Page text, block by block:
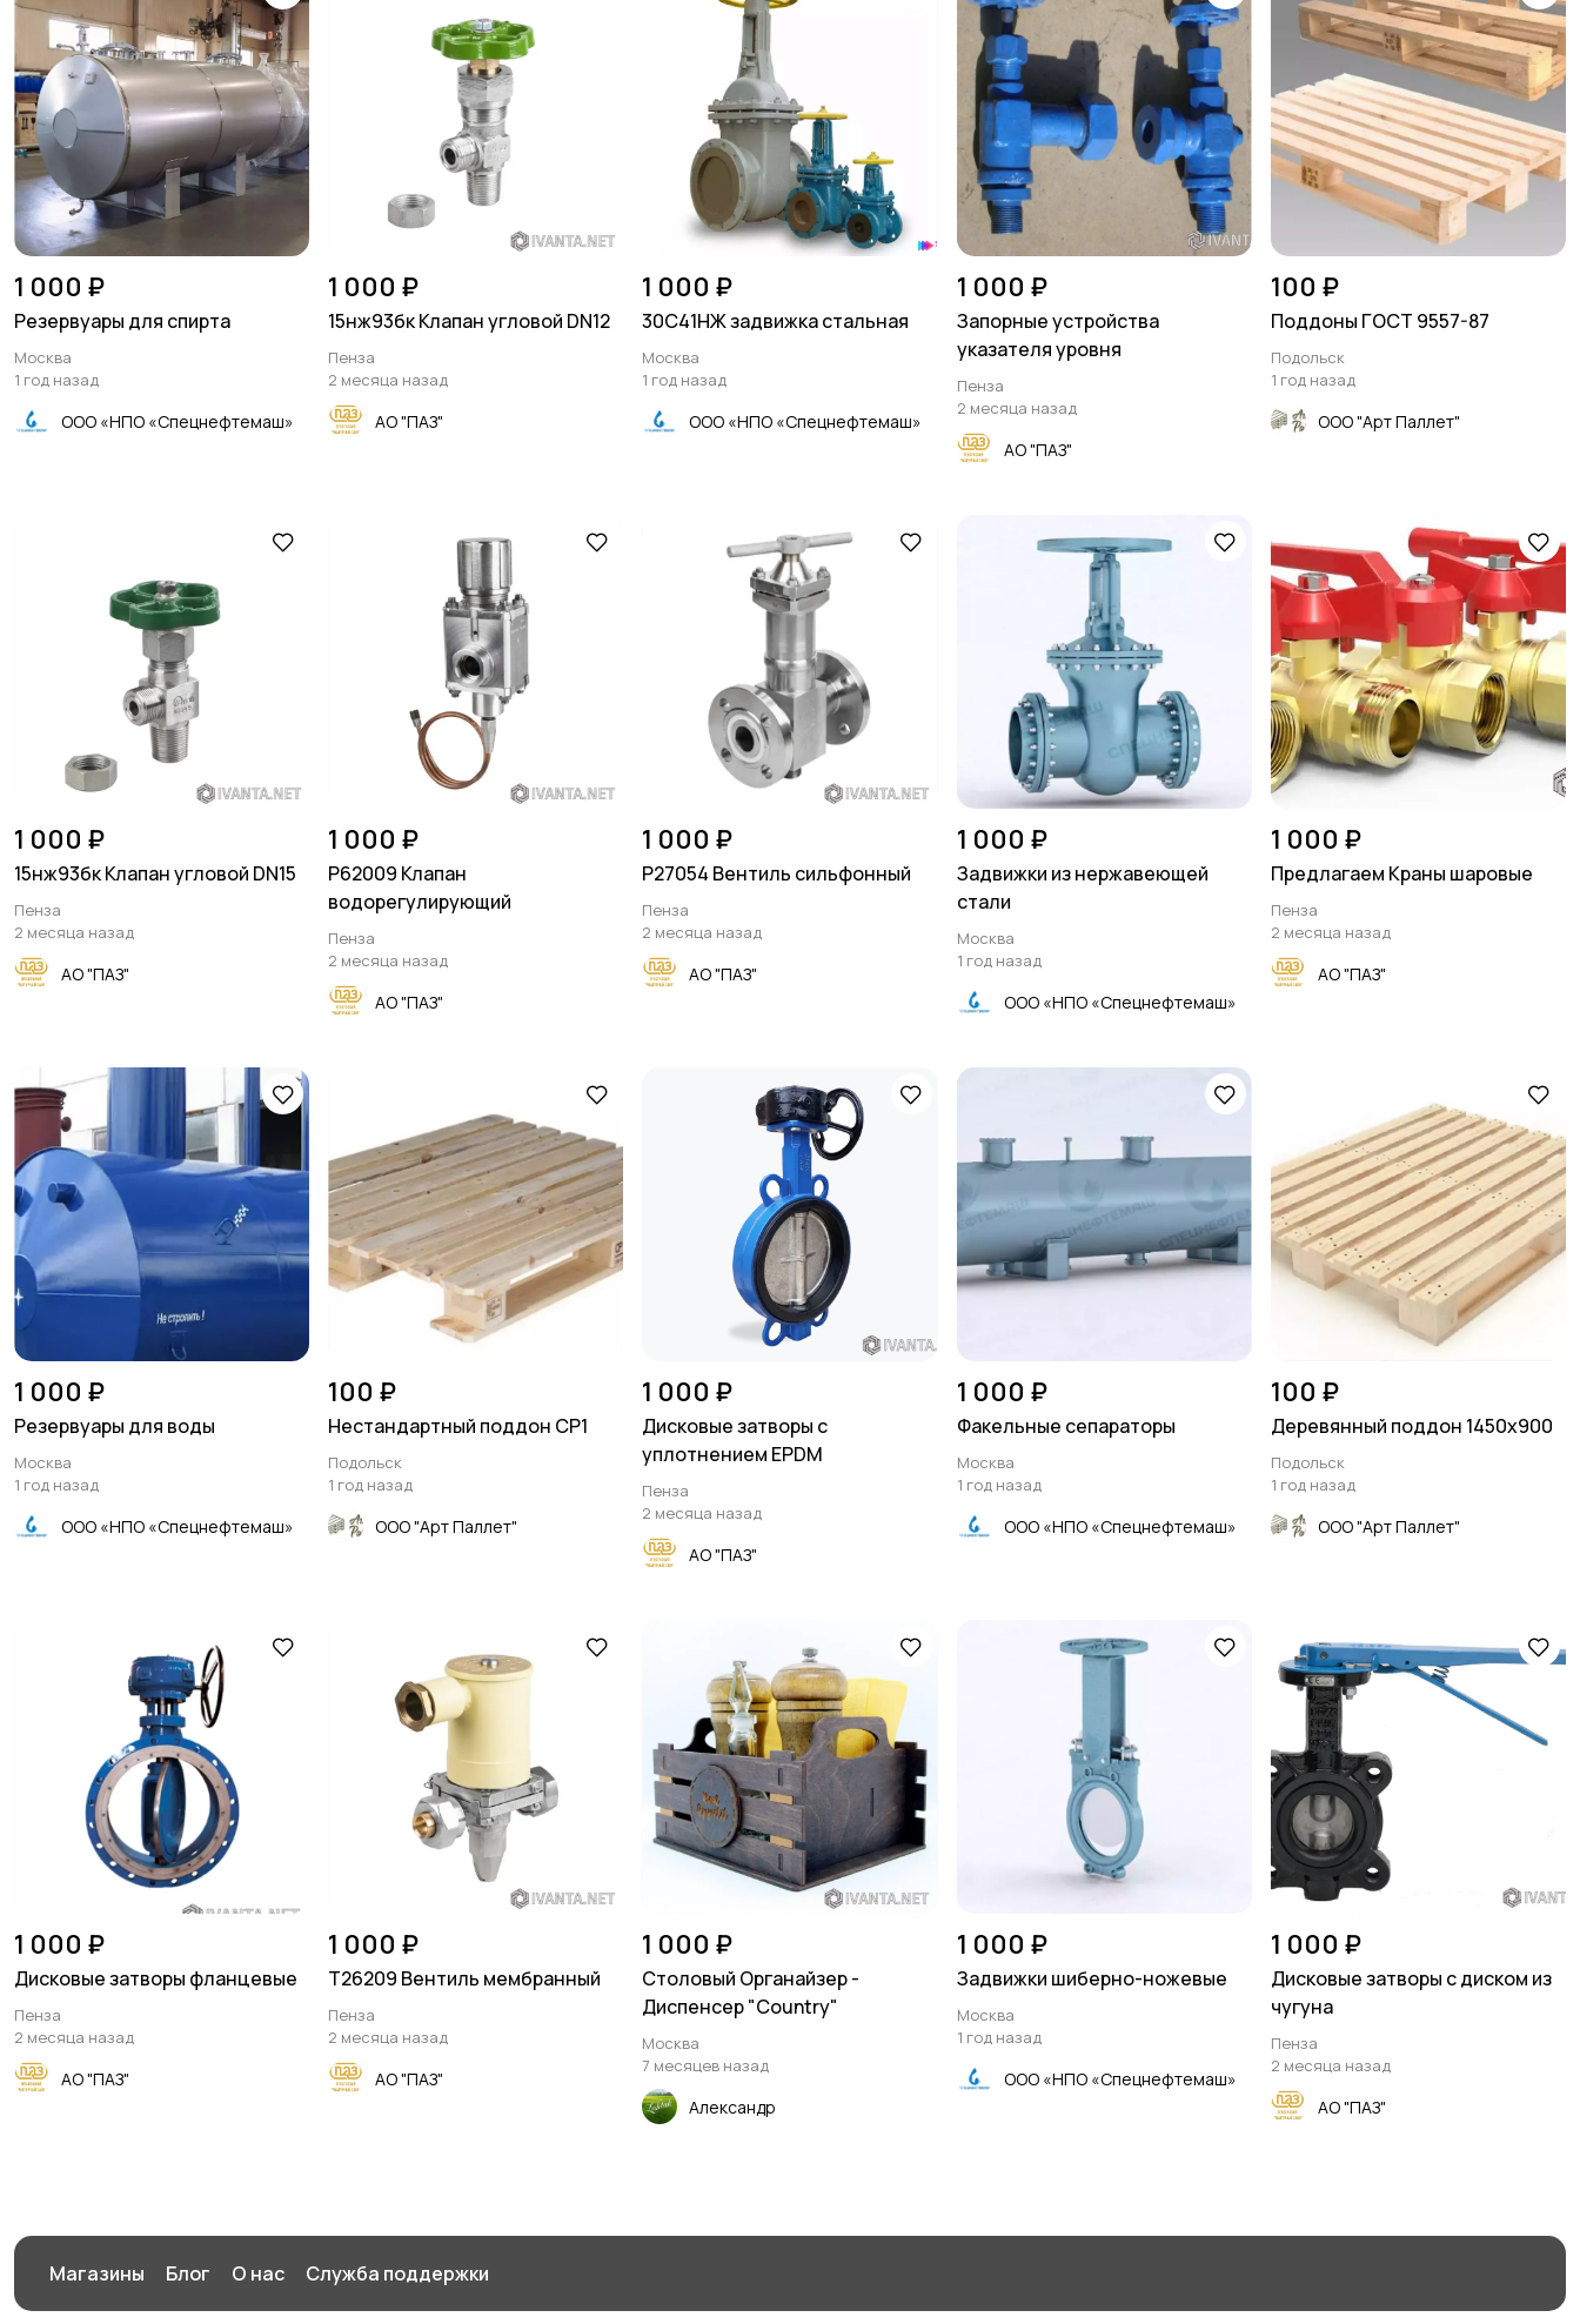
1 000 ₽
Резервуары для спирта
Москва
1 год назад
ООО «НПО «Спецнефтемаш»
1 000 ₽
15нж93бк Клапан угловой DN12
Пенза
2 месяца назад
АО "ПАЗ"
1 000 ₽
30С41НЖ задвижка стальная
Москва
1 год назад
ООО «НПО «Спецнефтемаш»
1 000 ₽
Запорные устройства
указателя уровня
Пенза
2 месяца назад
АО "ПАЗ"
100 ₽
Поддоны ГОСТ 9557-87
Подольск
1 год назад
ООО "Арт Паллет"
1 000 ₽
15нж93бк Клапан угловой DN15
Пенза
2 месяца назад
АО "ПАЗ"
1 000 ₽
Р62009 Клапан
водорегулирующий
Пенза
2 месяца назад
АО "ПАЗ"
1 000 ₽
Р27054 Вентиль сильфонный
Пенза
2 месяца назад
АО "ПАЗ"
1 000 ₽
Задвижки из нержавеющей
стали
Москва
1 год назад
ООО «НПО «Спецнефтемаш»
1 000 ₽
Предлагаем Краны шаровые
Пенза
2 месяца назад
АО "ПАЗ"
1 000 ₽
Резервуары для воды
Москва
1 год назад
ООО «НПО «Спецнефтемаш»
100 ₽
Нестандартный поддон CP1
Подольск
1 год назад
ООО "Арт Паллет"
1 000 ₽
Дисковые затворы с
уплотнением EPDM
Пенза
2 месяца назад
АО "ПАЗ"
1 000 ₽
Факельные сепараторы
Москва
1 год назад
ООО «НПО «Спецнефтемаш»
100 ₽
Деревянный поддон 1450х900
Подольск
1 год назад
ООО "Арт Паллет"
1 000 ₽
Дисковые затворы фланцевые
Пенза
2 месяца назад
АО "ПАЗ"
1 000 ₽
Т26209 Вентиль мембранный
Пенза
2 месяца назад
АО "ПАЗ"
1 000 ₽
Столовый Органайзер -
Диспенсер "Country"
Москва
7 месяцев назад
Александр
1 000 ₽
Задвижки шиберно-ножевые
Москва
1 год назад
ООО «НПО «Спецнефтемаш»
1 000 ₽
Дисковые затворы с диском из
чугуна
Пенза
2 месяца назад
АО "ПАЗ"
Магазины Блог О нас Служба поддержки